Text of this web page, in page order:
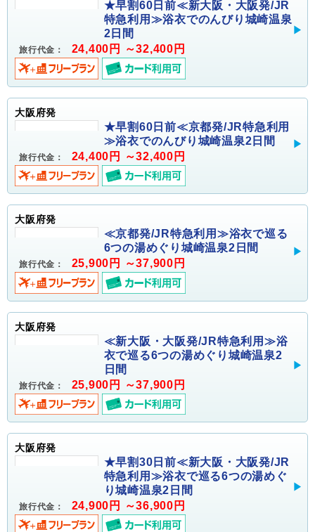
★早割60日前≪新大阪・大阪発/JR
特急利用≫浴衣でのんびり城崎温泉
2日間
旅行代金： 24,400円 ～32,400円
大阪府発
★早割60日前≪京都発/JR特急利用
≫浴衣でのんびり城崎温泉2日間
旅行代金： 24,400円 ～32,400円
大阪府発
≪京都発/JR特急利用≫浴衣で巡る
6つの湯めぐり城崎温泉2日間
旅行代金： 25,900円 ～37,900円
大阪府発
≪新大阪・大阪発/JR特急利用≫浴
衣で巡る6つの湯めぐり城崎温泉2
日間
旅行代金： 25,900円 ～37,900円
大阪府発
★早割30日前≪新大阪・大阪発/JR
特急利用≫浴衣で巡る6つの湯めぐ
り城崎温泉2日間
旅行代金： 24,900円 ～36,900円